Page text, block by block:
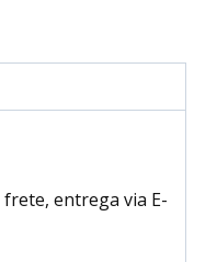
entrega via E-